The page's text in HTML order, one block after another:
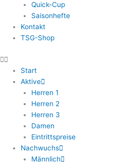
Quick-Cup
Saisonhefte
Kontakt
TSG-Shop
Start
Aktive
Herren 1
Herren 2
Herren 3
Damen
Eintrittspreise
Nachwuchs
Männlich